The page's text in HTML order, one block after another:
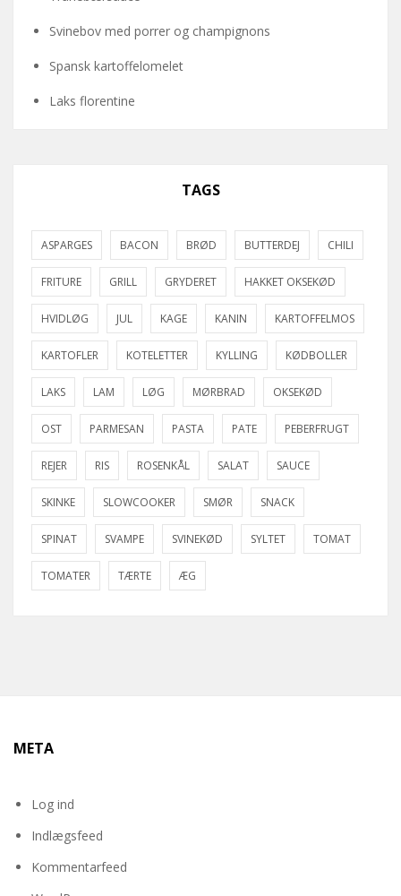
Svinebov med porrer og champignons
Spansk kartoffelomelet
Laks florentine
TAGS
ASPARGES BACON BRØD BUTTERDEJ CHILI
FRITURE GRILL GRYDERET HAKKET OKSEKØD
HVIDLØG JUL KAGE KANIN KARTOFFELMOS
KARTOFLER KOTELETTER KYLLING KØDBOLLER
LAKS LAM LØG MØRBRAD OKSEKØD
OST PARMESAN PASTA PATE PEBERFRUGT
REJER RIS ROSENKÅL SALAT SAUCE
SKINKE SLOWCOOKER SMØR SNACK
SPINAT SVAMPE SVINEKØD SYLTET TOMAT
TOMATER TÆRTE ÆG
META
Log ind
Indlægsfeed
Kommentarfeed